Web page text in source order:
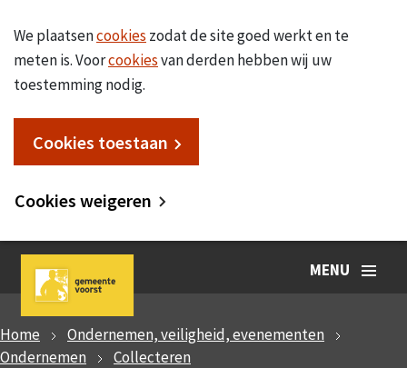
We plaatsencookies zodat de site goed werkt en te
meten is. Voorcookiesvan derden hebben wij uw
toestemming nodig.
Cookies toestaan
Cookies weigeren
MENU
Home
Ondernemen, veiligheid, evenementen
Ondernemen
Collecteren